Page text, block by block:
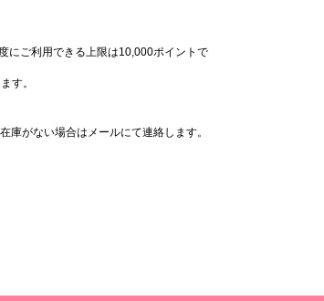
にご利用できる上限は10,000ポイントで
す。
庫がない場合はメールにて連絡します。